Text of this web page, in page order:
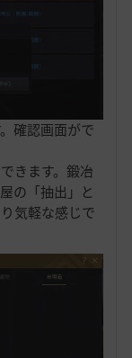
確認画面がで
きます。鍛冶
の「抽出」と
気軽な感じで